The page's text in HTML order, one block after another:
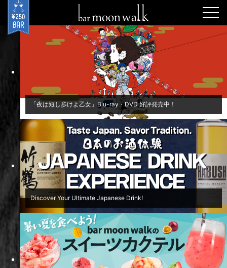
「夜は短し歩けよ乙女」Blu-ray・DVD 好評発売中！
Discover Your Ultimate Japanese Drink!